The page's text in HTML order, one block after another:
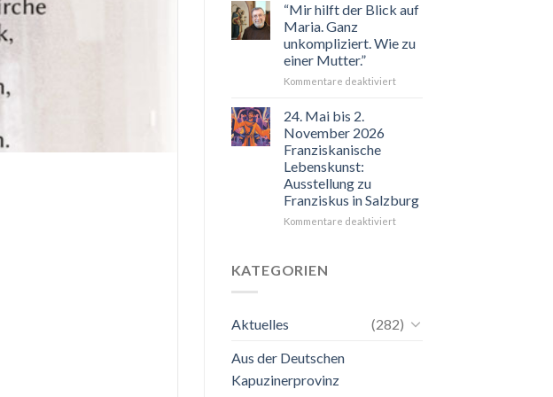
“Mir hilft der Blick auf
Maria. Ganz
unkompliziert. Wie zu
einer Mutter.”
Kommentare deaktiviertfür
unkompliziert.
24. Mai bis 2.
November 2026
Franziskanische
Lebenskunst:
Ausstellung zu
Franziskus in Salzburg
Kommentare deaktiviertfür
Franziskanische
KATEGORIEN
Aktuelles
(282)
Aus der Deutschen
Kapuzinerprovinz